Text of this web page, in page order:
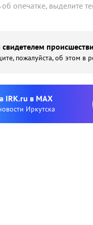
опечатке, выделите
свидетелем
пожалуйста, об этом в
IRK.ru в MAX
Иркутска